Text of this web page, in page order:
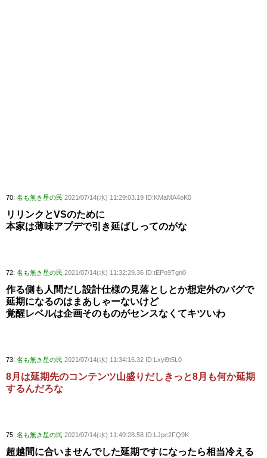
70: 名も無き星の民 2021/07/14(水) 11:29:03.19 ID:KMaMA4oK0
リリンクとVSのために
本家は薄味アプデで引き延ばしってのがな
72: 名も無き星の民 2021/07/14(水) 11:32:29.36 ID:tEPo9Tgn0
作る側も人間だし設計仕様の見落としとか想定外のバグで
延期になるのはまあしゃーないけど
覚醒レベルは企画そのものがセンスなくてキツいわ
73: 名も無き星の民 2021/07/14(水) 11:34:16.32 ID:Lxyi9t5L0
8月は延期先のコンテンツ山盛りだしきっと8月も何か延期
するんだろな
75: 名も無き星の民 2021/07/14(水) 11:49:28.58 ID:LJpc2FQ9K
超越間に合いませんでした延期ですになったら相当冷える